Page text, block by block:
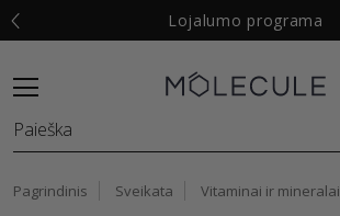
Lojalumo programa
Pagrindinis Sveikata Vitaminai ir mineralai